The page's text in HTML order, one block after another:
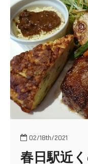
02/18th/2021
春日駅近